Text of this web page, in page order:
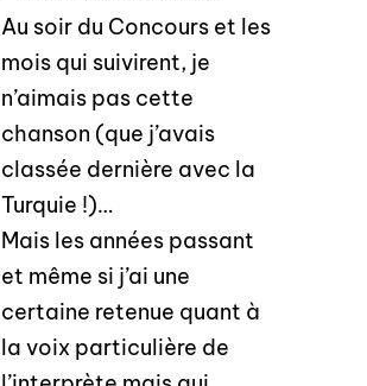
Au soir du Concours et les
mois qui suivirent, je
n’aimais pas cette
chanson (que j’avais
classée dernière avec la
Turquie !)…
Mais les années passant
et même si j’ai une
certaine retenue quant à
la voix particulière de